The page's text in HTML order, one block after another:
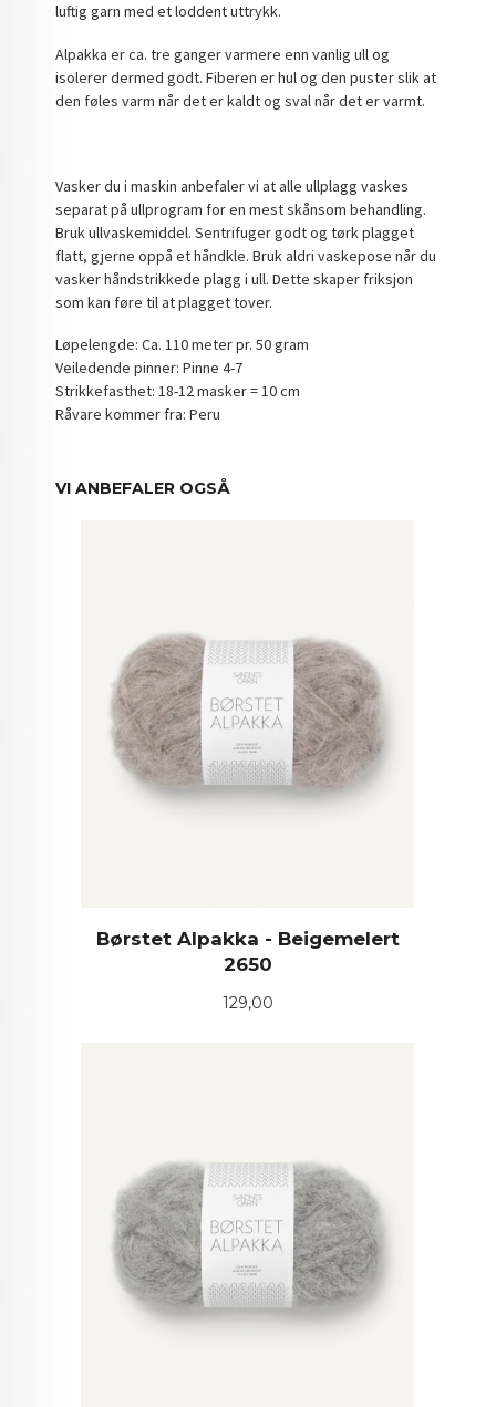
luftig garn med et loddent uttrykk.
Alpakka er ca. tre ganger varmere enn vanlig ull og
isolerer dermed godt. Fiberen er hul og den puster slik at
den føles varm når det er kaldt og sval når det er varmt.
Vasker du i maskin anbefaler vi at alle ullplagg vaskes
separat på ullprogram for en mest skånsom behandling.
Bruk ullvaskemiddel. Sentrifuger godt og tørk plagget
flatt, gjerne oppå et håndkle. Bruk aldri vaskepose når du
vasker håndstrikkede plagg i ull. Dette skaper friksjon
som kan føre til at plagget tover.
Løpelengde: Ca. 110 meter pr. 50 gram
Veiledende pinner: Pinne 4-7
Strikkefasthet: 18-12 masker = 10 cm
Råvare kommer fra: Peru
VI ANBEFALER OGSÅ
Børstet Alpakka - Beigemelert
2650
Pris
129,00